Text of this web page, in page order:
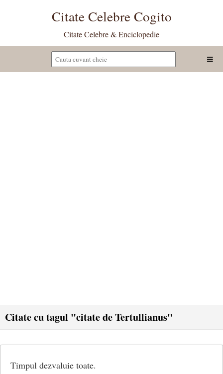
Citate Celebre Cogito
Citate Celebre & Enciclopedie
Citate cu tagul "citate de Tertullianus"
Timpul dezvaluie toate.